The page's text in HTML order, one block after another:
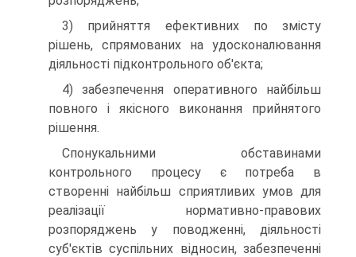
3) прийняття ефективних по змісту
рішень, спрямованих на удосконалювання
діяльності підконтрольного об'єкта;
4) забезпечення оперативного найбільш
повного і якісного виконання прийнятого
рішення.
Спонукальними обставинами
контрольного процесу є потреба в
створенні найбільш сприятливих умов для
реалізації нормативно-правових
розпоряджень у поводженні, діяльності
суб'єктів суспільних відносин, забезпеченні